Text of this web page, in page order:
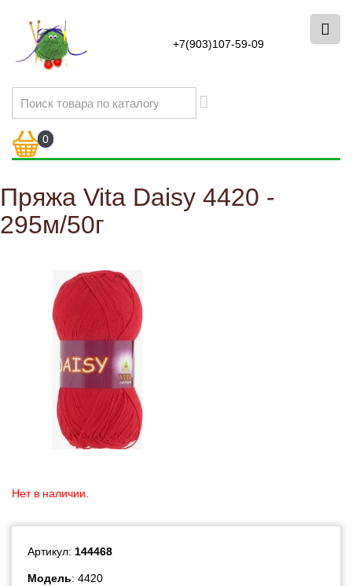
+7(903)107-59-09
0
Пряжа Vita Daisy 4420 -
295м/50г
Нет в наличии.
Артикул: 144468
Модель: 4420